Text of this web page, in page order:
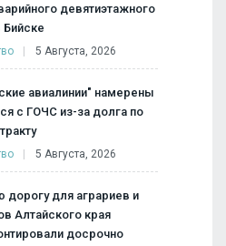
девятиэтажного
5 Августа, 2026
авиалинии" намерены
с ГОЧС из-за долга по
5 Августа, 2026
дорогу для аграриев и
Алтайского края
досрочно